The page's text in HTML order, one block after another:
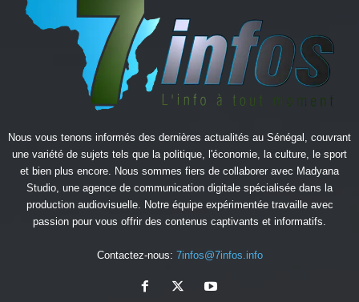
Nous vous tenons informés des dernières actualités au Sénégal, couvrant
une variété de sujets tels que la politique, l'économie, la culture, le sport
et bien plus encore. Nous sommes fiers de collaborer avec Madyana
Studio , une agence de communication digitale spécialisée dans la
production audiovisuelle. Notre équipe expérimentée travaille avec
passion pour vous offrir des contenus captivants et informatifs.
Contactez-nous: 7infos@7infos.info